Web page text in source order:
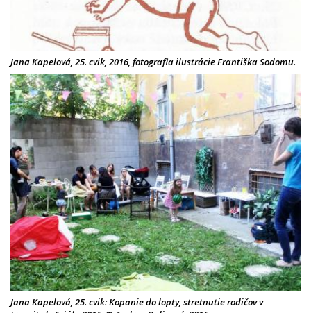
Jana Kapelová, 25. cvik, 2016, fotografia ilustrácie Františka Sodomu.
Jana Kapelová, 25. cvik: Kopanie do lopty, stretnutie rodičov v